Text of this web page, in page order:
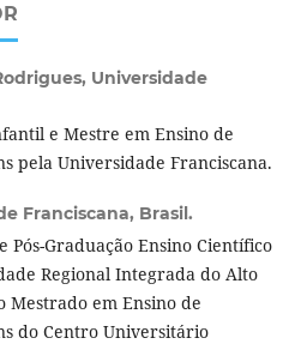
Universidade
e Mestre em Ensino de
pela Universidade Franciscana.
Franciscana, Brasil.
Pós-Graduação Ensino Científico
Regional Integrada do Alto
Mestrado em Ensino de
do Centro Universitário